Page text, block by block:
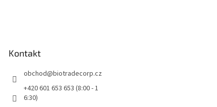
Kontakt
obchod@biotradecorp.cz
+420 601 653 653 (8:00 - 1
6:30)